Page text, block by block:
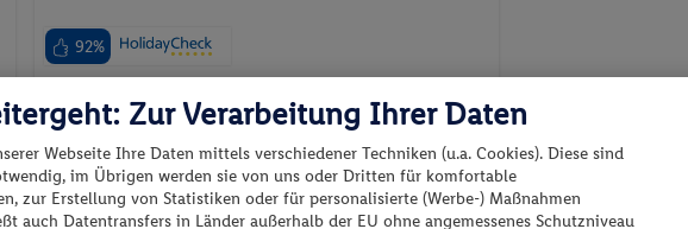
92%
Zur Verarbeitung Ihrer Daten
Webseite Ihre Daten mittels verschiedener Techniken (u.a. Cookies). Diese sind
im Übrigen werden sie von uns oder Dritten für komfortable
zur Erstellung von Statistiken oder für personalisierte (Werbe-) Maßnahmen
auch Datentransfers in Länder außerhalb der EU ohne angemessenes Schutzniveau